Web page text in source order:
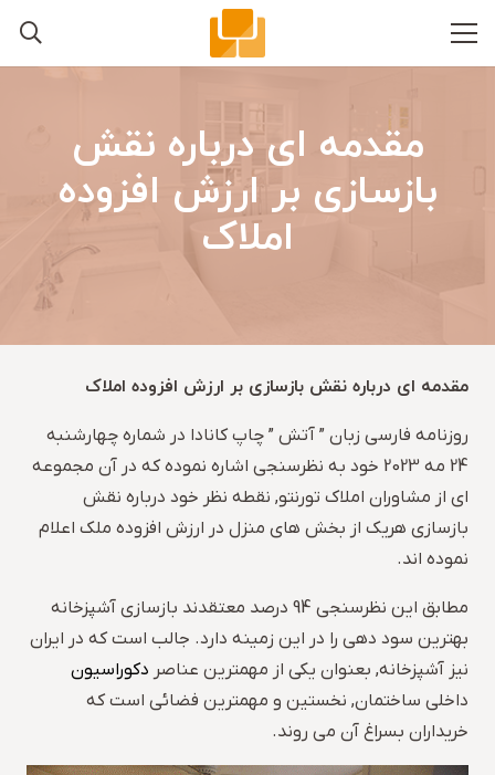
مقدمه ای درباره نقش
بازسازی بر ارزش افزوده
املاک
مقدمه ای درباره نقش بازسازی بر ارزش افزوده املاک
روزنامه فارسی زبان ” آتش ” چاپ کانادا در شماره چهارشنبه
24 مه 2023 خود به نظرسنجی اشاره نموده که در آن مجموعه
ای از مشاوران املاک تورنتو, نقطه نظر خود درباره نقش
بازسازی هریک از بخش های منزل در ارزش افزوده ملک اعلام
نموده اند.
مطابق این نظرسنجی 94 درصد معتقدند بازسازی آشپزخانه
بهترین سود دهی را در این زمینه دارد. جالب است که در ایران
نیز آشپزخانه, بعنوان یکی از مهمترین عناصر دکوراسیون
داخلی ساختمان, نخستین و مهمترین فضائی است که
خریداران بسراغ آن می روند.